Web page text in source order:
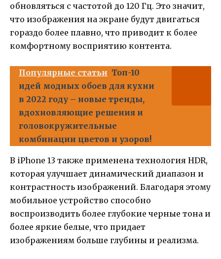
обновляться с частотой до 120 Гц. Это значит,
что изображения на экране будут двигаться
гораздо более плавно, что приводит к более
комфортному восприятию контента.
Популярные статьи Топ-10
идей модных обоев для кухни
в 2022 году – новые тренды,
вдохновляющие решения и
головокружительные
комбинации цветов и узоров!
В iPhone 13 также применена технология HDR,
которая улучшает динамический диапазон и
контрастность изображений. Благодаря этому
мобильное устройство способно
воспроизводить более глубокие черные тона и
более яркие белые, что придает
изображениям больше глубины и реализма.